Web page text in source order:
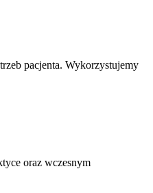
pacjenta. Wykorzystujemy
oraz wczesnym